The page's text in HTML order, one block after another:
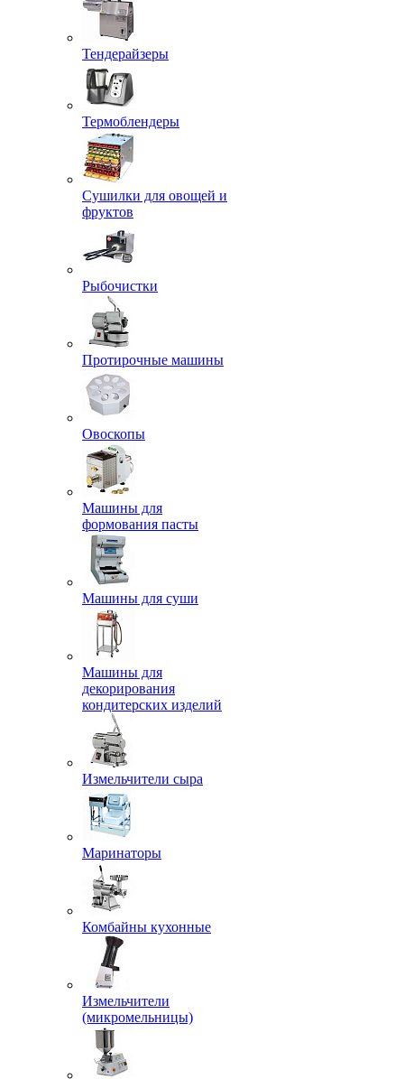
Тендерайзеры
Термоблендеры
Сушилки для овощей и
фруктов
Рыбочистки
Протирочные машины
Овоскопы
Машины для
формования пасты
Машины для суши
Машины для
декорирования
кондитерских изделий
Измельчители сыра
Маринаторы
Комбайны кухонные
Измельчители
(микромельницы)